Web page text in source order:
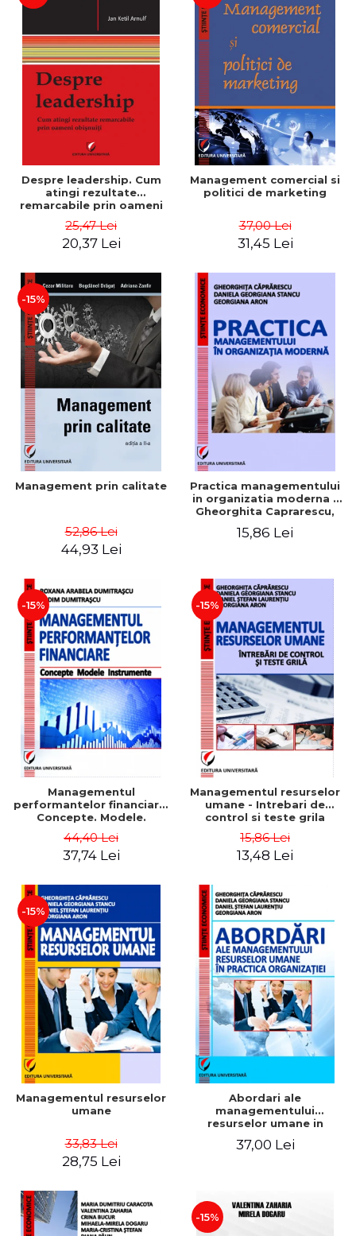
Despre leadership. Cum
atingi rezultate
remarcabile prin oameni
25,47 Lei
20,37 Lei
Management comercial si
politici de marketing
37,00 Lei
31,45 Lei
-15%
Management prin calitate
52,86 Lei
44,93 Lei
Practica managementului
in organizatia moderna -
Gheorghita Caprarescu,
Georgiana Aron
15,86 Lei
-15%
Managementul
performantelor financiare.
Concepte. Modele.
44,40 Lei
37,74 Lei
-15%
Managementul resurselor
umane - Intrebari de
control si teste grila
15,86 Lei
13,48 Lei
-15%
Managementul resurselor
umane
33,83 Lei
28,75 Lei
Abordari ale
managementului
resurselor umane in
37,00 Lei
-15%